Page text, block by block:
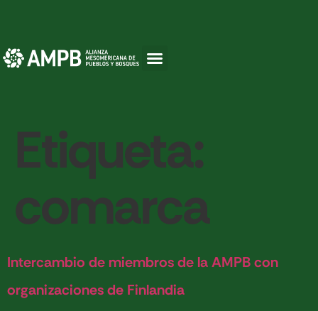
Etiqueta:
comarca
Intercambio de miembros de la AMPB con
organizaciones de Finlandia